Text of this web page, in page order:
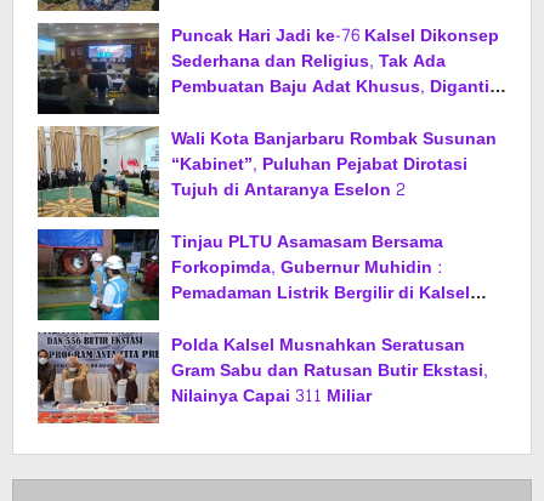
Puncak Hari Jadi ke-76 Kalsel Dikonsep
Sederhana dan Religius, Tak Ada
Pembuatan Baju Adat Khusus, Diganti
Wali Kota Banjarbaru Rombak Susunan
“Kabinet”, Puluhan Pejabat Dirotasi
Tujuh di Antaranya Eselon 2
Tinjau PLTU Asamasam Bersama
Forkopimda, Gubernur Muhidin :
Pemadaman Listrik Bergilir di Kalsel
Polda Kalsel Musnahkan Seratusan
Gram Sabu dan Ratusan Butir Ekstasi,
Nilainya Capai 311 Miliar